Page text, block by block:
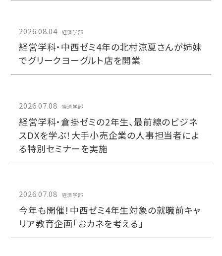
2026.08.04 経済学部
経営学科・中西ゼミ4年の北村涼夏さんが姉妹
でグリークヨーグルト店を開業
2026.07.08 経済学部
経営学科・倉掛ゼミの2年生、最前線のビジネ
スDXを学ぶ！大手小売企業の人事担当者によ
る特別セミナーを実施
2026.07.08 経済学部
今年も開催！中西ゼミ4年生対象の就職前キャ
リア教育企画「おカネを考える」